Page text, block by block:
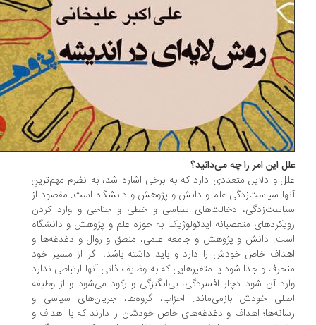
این امر را چه می‌دانید؟
و دلایل متعددی دارد که به برخی اشاره شد، به نظرم مهم‌ترینِ
سیاست‌زدگی علم و دانش و پژوهش و دانشگاه است. مقصود از
دخالت‌های سیاسی و خطی و جناحی و وارد کردن
متعصبانه ایدئولوژیک به حوزه علم و پژوهش و دانشگاه
دانش و پژوهش و جامعه علمی، منطق و روال و دغدغه‌ها و
خاص خودش را دارد و باید داشته باشد، اگر از مسیر خود
و جدا شود یا متغیرهایی که به وظایف ذاتی آنها ارتباطی ندارد
آن شود دچار افسردگی، بی‌انگیزگی و رکود می‌شود و از وظیفه
خودش بازمی‌ماند. احزاب، گروه‌ها، جریان‌های سیاسی و
اهداف و دغدغه‌های خاص خودشان را دارند که با اهداف و